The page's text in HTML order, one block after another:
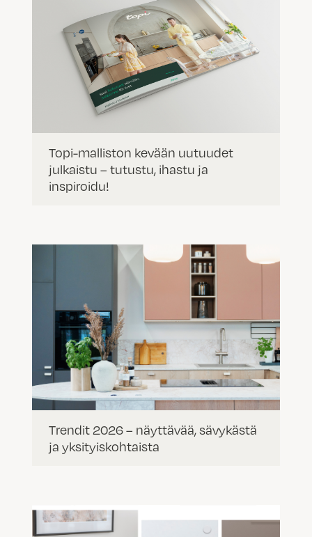
Topi-malliston kevään uutuudet
julkaistu – tutustu, ihastu ja
inspiroidu!
Trendit 2026 – näyttävää, sävykästä
ja yksityiskohtaista